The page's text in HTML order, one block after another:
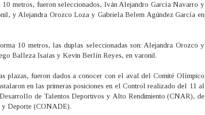
metros, fueron seleccionados, Iván Alejandro García Navarro y
y Alejandra Orozco Loza y Gabriela Belem Agúndez García en
10 metros, las duplas seleccionadas son: Alejandra Orozco y
Balleza Isaías y Kevin Berlín Reyes, en varonil.
plazas, fueron dados a conocer con el aval del Comité Olímpico
en las primeras posiciones en el Control realizado del 11 al
de Talentos Deportivos y Alto Rendimiento (CNAR), de
y Deporte (CONADE).